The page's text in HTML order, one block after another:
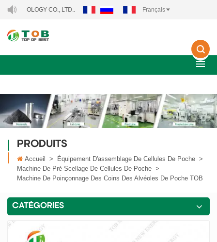
CO., LTD.. Français
PRODUITS
Accueil > Équipement D'assemblage De Cellules De Poche >
Machine De Pré-Scellage De Cellules De Poche >
Machine De Poinçonnage Des Coins Des Alvéoles De Poche TOB
CATÉGORIES